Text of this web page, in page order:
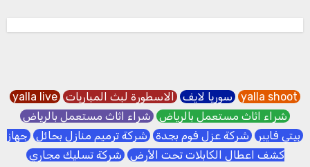
yalla shoot سوريا لايف الاسطورة لبث المباريات yalla live
شراء اثاث مستعمل بالرياض شراء اثاث مستعمل بالرياض
بيتي فايبر شركة عزل فوم بجدة شركة ترميم منازل بحائل جهاز
كشف اعطال الكابلات تحت الأرض شركة تسليك مجاري